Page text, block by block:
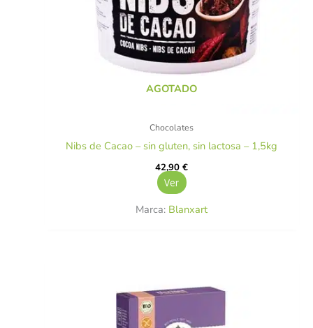
AGOTADO
Chocolates
Nibs de Cacao – sin gluten, sin lactosa – 1,5kg
42,90€
Ver
Marca: Blanxart